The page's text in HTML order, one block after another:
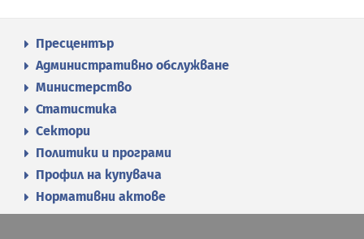
Пресцентър
Административно обслужване
Министерство
Статистика
Сектори
Политики и програми
Профил на купувача
Нормативни актове